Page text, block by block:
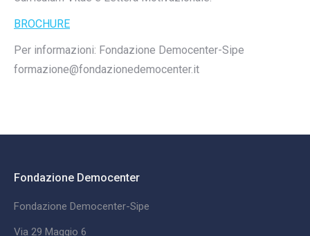
BROCHURE
Per informazioni: Fondazione Democenter-Sipe
formazione@fondazionedemocenter.it
Fondazione Democenter
Fondazione Democenter-Sipe
Via 29 Maggio 6